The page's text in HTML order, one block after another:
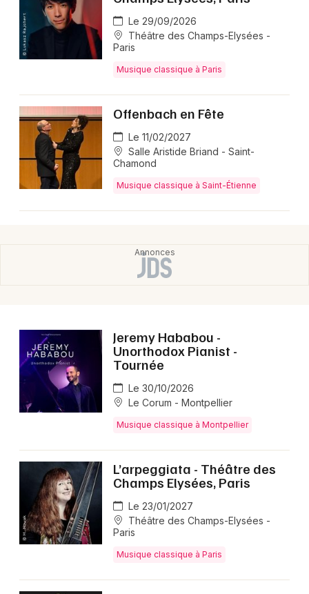
Le 29/09/2026
Théâtre des Champs-Elysées -
Paris
Musique classique à Paris
Offenbach en Fête
Le 11/02/2027
Salle Aristide Briand - Saint-
Chamond
Musique classique à Saint-Étienne
Jeremy Hababou -
Unorthodox Pianist -
Tournée
Le 30/10/2026
Le Corum - Montpellier
Musique classique à Montpellier
L’arpeggiata - Théâtre des
Champs Elysées, Paris
Le 23/01/2027
Théâtre des Champs-Elysées -
Paris
Musique classique à Paris